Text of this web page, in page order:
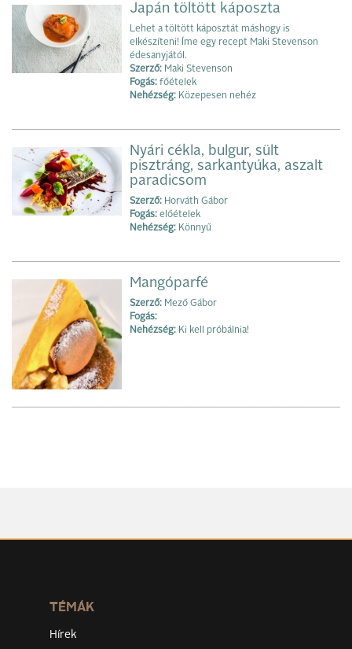
Japán töltött káposzta
Lehet a töltött káposztát máshogy is
elkészíteni! Íme egy recept Maki Stevenson
édesanyjától.
Szerző: Maki Stevenson
Fogás: főételek
Nehézség: Közepesen nehéz
Nyári cékla, bulgur, sült
pisztráng, sarkantyúka, aszalt
paradicsom
Szerző: Horváth Gábor
Fogás: előételek
Nehézség: Könnyű
Mangóparfé
Szerző: Mező Gábor
Fogás:
Nehézség: Ki kell próbálnia!
TÉMÁK
Hírek